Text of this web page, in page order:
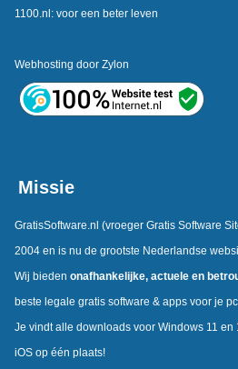
1100.nl: voor een beter leven
Webhosting door Zylon
Missie
GratisSoftware.nl (vroeger Gratis Software
2004 en is nu de grootste Nederlandse
Wij bieden onafhankelijke, actuele en
beste legale gratis software & apps voor je
Je vindt alle downloads voor Windows 11 en
iOS op één plaats!